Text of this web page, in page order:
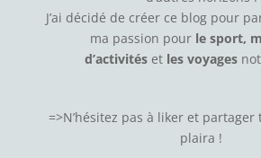
J’ai décidé de créer ce blog pour
ma passion pour le sport,
d’activitéset les voyages
=>N’hésitez pas à likeret partager
plaira !